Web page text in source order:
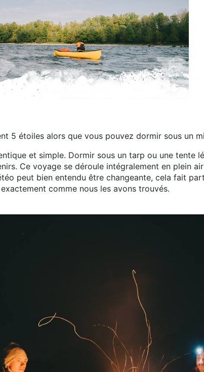
5 étoiles alors que vous pouvez dormir sous un
et simple. Dormir sous un tarp ou une tente
Ce voyage se déroule intégralement en plein
peut bien entendu être changeante, cela fait
comme nous les avons trouvés.